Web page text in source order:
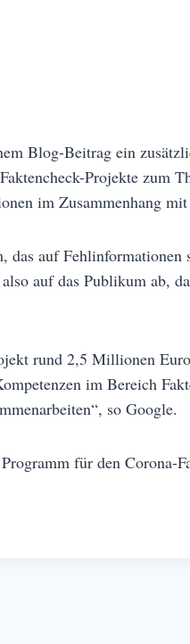
Blog-Beitrag ein
Projekte zum
im Zusammenhang
auf
auf das Publikum ab,
rund 2,5 Millionen
im Bereich
so Google.
für den Corona-